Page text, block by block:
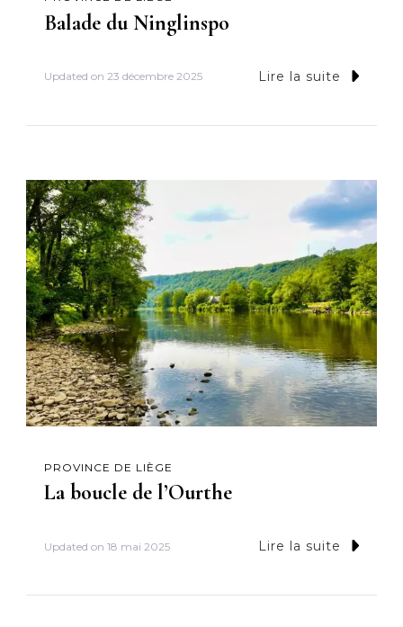
Balade du Ninglinspo
Updated on 23 décembre 2025 Lire la suite
PROVINCE DE LIÈGE
La boucle de l’Ourthe
Updated on 18 mai 2025 Lire la suite